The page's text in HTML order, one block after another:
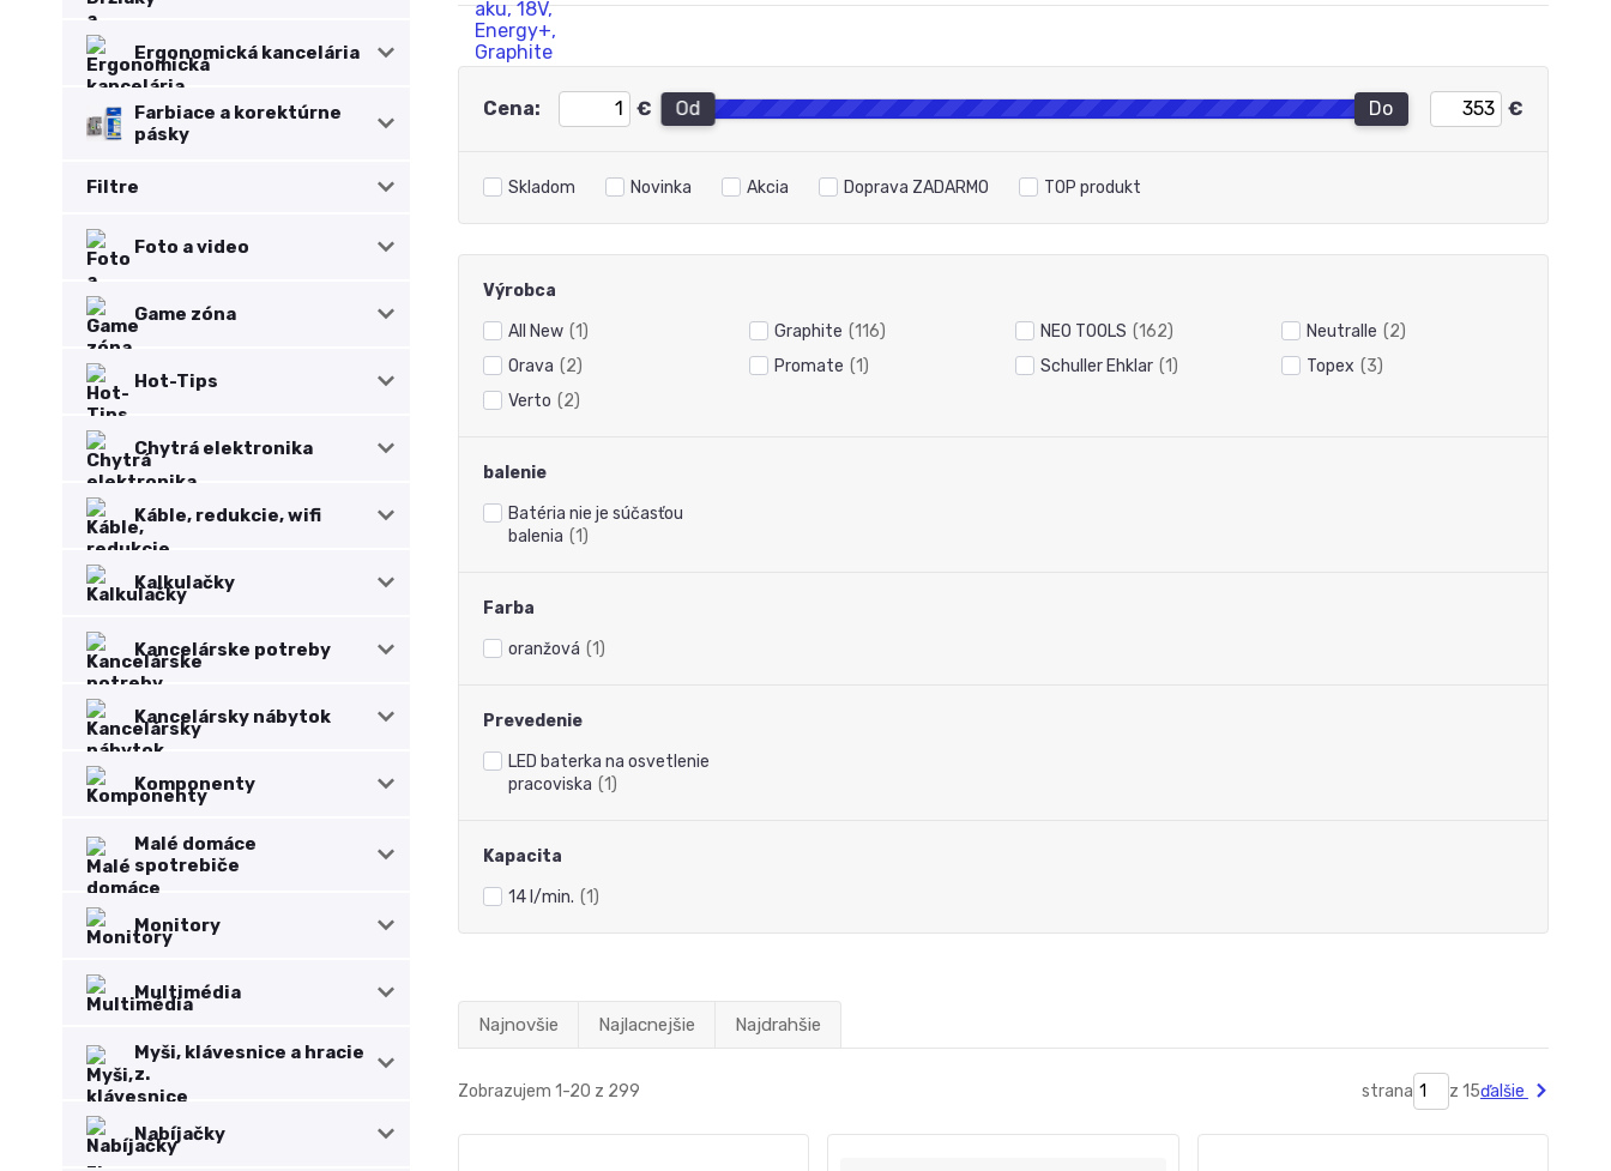
Ergonomická kancelária
Farbiace a korektúrne
pásky
Filtre
Foto a video
Game zóna
Hot-Tips
Chytrá elektronika
Káble, redukcie, wifi
Kalkulačky
Kancelárske potreby
Kancelársky nábytok
Komponenty
Malé domáce
spotrebiče
Monitory
Multimédia
Myši, klávesnice a hracie
z.
Nabíjačky
Cena: € Od Do €
Skladom Novinka Akcia Doprava ZADARMO TOP produkt
Výrobca
All New (1) Graphite (116) NEO TOOLS (162) Neutralle (2)
Orava (2) Promate (1) Schuller Ehklar (1) Topex (3)
Verto (2)
balenie
Batéria nie je súčasťou
balenia (1)
Farba
oranžová (1)
Prevedenie
LED baterka na osvetlenie
pracoviska (1)
Kapacita
14 l/min. (1)
Najnovšie Najlacnejšie Najdrahšie
Zobrazujem 1-20 z 299 strana z 15ďalšie